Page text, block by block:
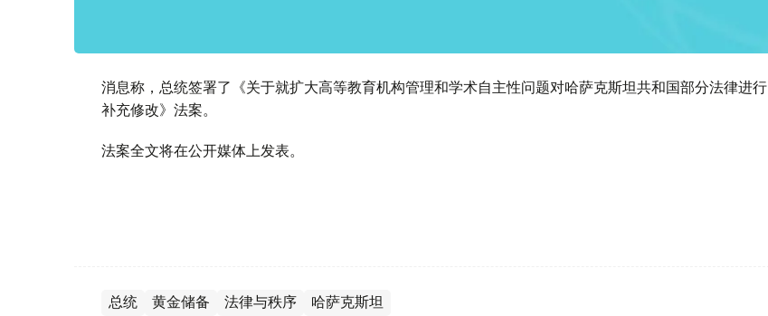
消息称，总统签署了《关于就扩大高等教育机构管理和学术自主性问题对哈萨克斯坦共和国部分法律进行
补充修改》法案。
法案全文将在公开媒体上发表。
总统 黄金储备 法律与秩序 哈萨克斯坦